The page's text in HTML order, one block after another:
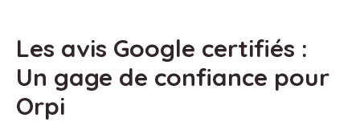
Les avis Google certifiés :
Un gage de confiance pour
Orpi